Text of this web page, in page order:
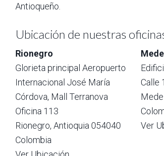
Antioqueño.
Ubicación de nuestras
Rionegro
Glorieta principal Aeropuerto
Internacional José María
Córdova, Mall Terranova
Oficina 113
Rionegro, Antioquia 054040
Colombia
Calle
Ver